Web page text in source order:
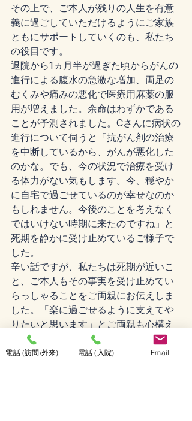
その上で、ご本人が残りの人生を有意
義に過ごしていただけるようにご家族
ともにサポートしていくのも、私たち
の役目です。
退院から1ヵ月半が過ぎた頃からがんの
進行による腹水の急激な増加、両足の
むくみや痛みの悪化で医療用麻薬の服
用が増えました。余命はわずかである
ことが予測されました。Cさんに病状の
進行について伺うと「抗がん剤の治療
を中断しているから、がんが悪化した
のかな。でも、今の状況で治療を受け
る体力がない気もします。今、穏やか
に自宅で過ごせているのが幸せなのか
もしれません。今後のことを考えなく
ではいけない時期に来たのですね」と
死期を静かに受け止めているご様子で
した。
辛い話ですが、私たちは死期が近いこ
と、ご本人もその事実を受け止めてい
らっしゃることをご両親にお伝えしま
した。「楽に過ごせるように支えてや
りたいと思います」とご両親も心構え
ができているご様子でした。
それから一週間後、Cさんはご自宅で息
電話 (訪問/外来) 電話 (入院) Email